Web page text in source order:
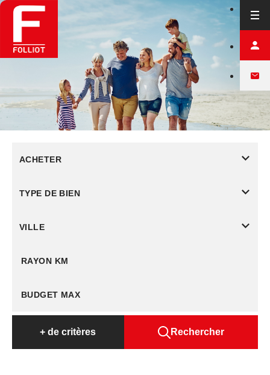
ACHETER
TYPE DE BIEN
VILLE
RAYON KM
+ de critères Rechercher